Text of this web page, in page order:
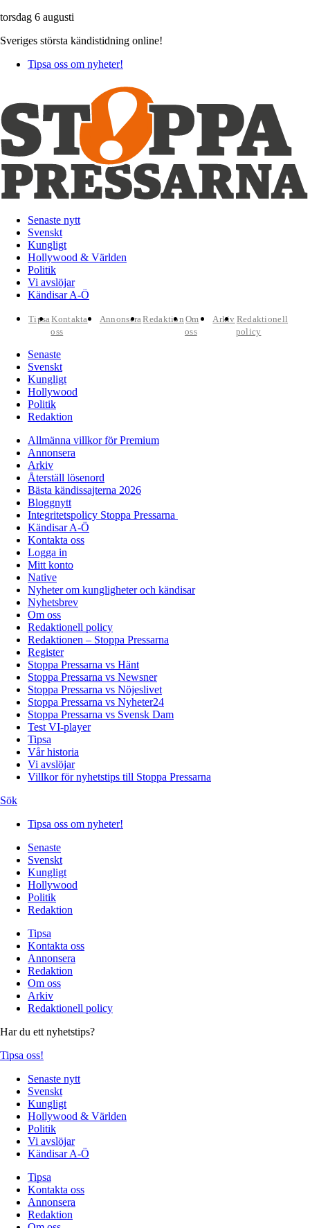
torsdag 6 augusti
Sveriges största kändistidning online!
Tipsa oss om nyheter!
Senaste nytt
Svenskt
Kungligt
Hollywood & Världen
Politik
Vi avslöjar
Kändisar A-Ö
TipsaKontakta
oss
AnnonseraRedaktion Om
oss
Arkiv Redaktionell
policy
Senaste
Svenskt
Kungligt
Hollywood
Politik
Redaktion
Allmänna villkor för Premium
Annonsera
Arkiv
Återställ lösenord
Bästa kändissajterna 2026
Bloggnytt
Integritetspolicy Stoppa Pressarna
Kändisar A-Ö
Kontakta oss
Logga in
Mitt konto
Native
Nyheter om kungligheter och kändisar
Nyhetsbrev
Om oss
Redaktionell policy
Redaktionen – Stoppa Pressarna
Register
Stoppa Pressarna vs Hänt
Stoppa Pressarna vs Newsner
Stoppa Pressarna vs Nöjeslivet
Stoppa Pressarna vs Nyheter24
Stoppa Pressarna vs Svensk Dam
Test VI-player
Tipsa
Vår historia
Vi avslöjar
Villkor för nyhetstips till Stoppa Pressarna
Sök
Tipsa oss om nyheter!
Senaste
Svenskt
Kungligt
Hollywood
Politik
Redaktion
Tipsa
Kontakta oss
Annonsera
Redaktion
Om oss
Arkiv
Redaktionell policy
Har du ett nyhetstips?
Tipsa oss!
Senaste nytt
Svenskt
Kungligt
Hollywood & Världen
Politik
Vi avslöjar
Kändisar A-Ö
Tipsa
Kontakta oss
Annonsera
Redaktion